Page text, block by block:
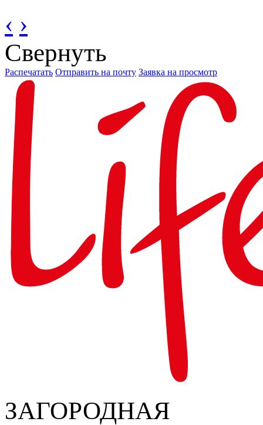
‹ ›
Свернуть
Распечатать Отправить на почту Заявка на просмотр
ЗАГОРОДНАЯ